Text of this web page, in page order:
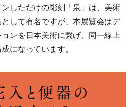
しただけの彫刻「泉」は、美術
して有名ですが、本展覧会はデ
ンを日本美術に繋げ、同一線上
になっています。